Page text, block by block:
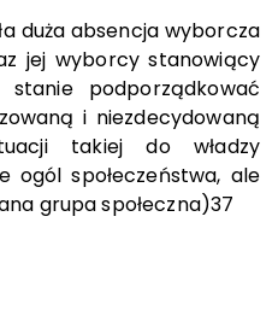
duża absencja wyborcza
jej wyborcy stanowiący
stanie podporządkować
i niezdecydowaną
takiej do władzy
ogól społeczeństwa, ale
grupa społeczna)37